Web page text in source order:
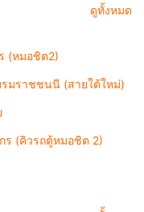
ดูทั้งหมด
(หมอชิต2)
มราชชนนี (สายใต้ใหม่)
ร (คิวรถตู้หมอชิต 2)